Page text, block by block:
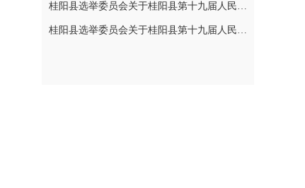
桂阳县选举委员会关于桂阳县第十九届人民代表大会代表选举日的公告
桂阳县选举委员会关于桂阳县第十九届人民代表大会代表选举日的公告